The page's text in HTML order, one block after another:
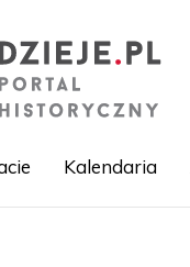
Kalendaria